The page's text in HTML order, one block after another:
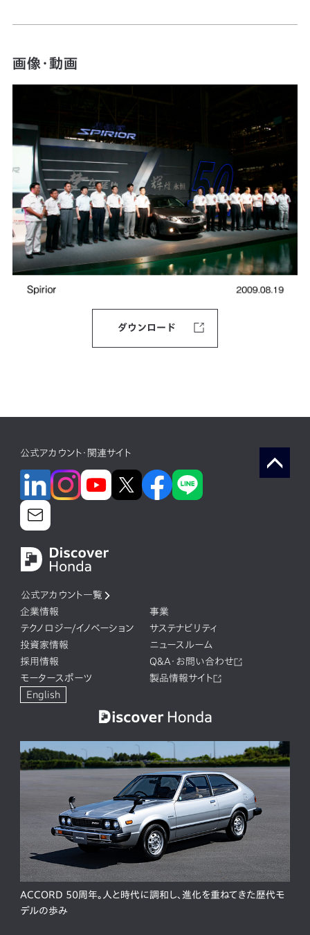
画像・動画
ダウンロード
公式アカウント・関連サイト
公式アカウント一覧
企業情報
事業
テクノロジー/イノベーション
サステナビリティ
投資家情報
ニュースルーム
採用情報
Q&A・お問い合わせ
モータースポーツ
製品情報サイト
English
ACCORD 50周年。人と時代に調和し、進化を重ねてきた歴代モ
デルの歩み